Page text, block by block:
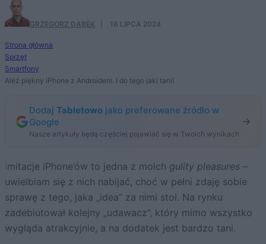
GRZEGORZ DĄBEK 16 LIPCA 2024
Strona główna
Sprzęt
Smartfony
Ależ piękny iPhone z Androidem. I do tego jaki tani!
Dodaj Tabletowo jako preferowane źródło w
Google
Nasze artykuły będą częściej pojawiać się w Twoich wynikach
Imitacje iPhone’ów to jedna z moich gulity pleasures –
uwielbiam się z nich nabijać, choć w pełni zdaję sobie
sprawę z tego, jaka „idea” za nimi stoi. Na rynku
zadebiutował kolejny „udawacz”, który mimo wszystko
wygląda atrakcyjnie, a na dodatek jest bardzo tani.